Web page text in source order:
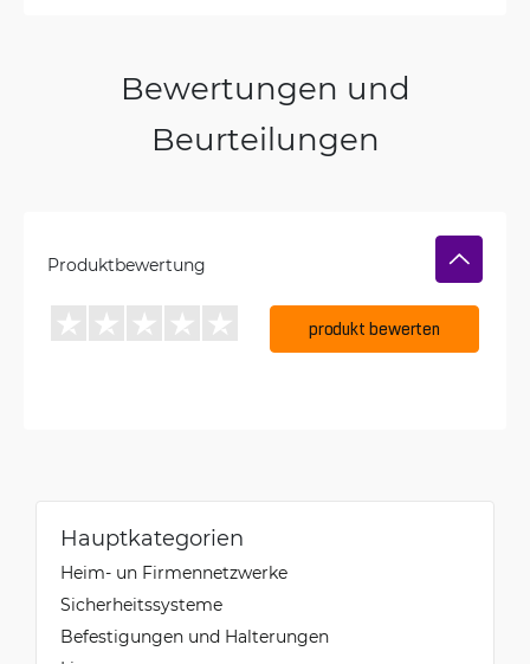
Bewertungen und
Beurteilungen
Produktbewertung
produkt bewerten
Hauptkategorien
Heim- un Firmennetzwerke
Sicherheitssysteme
Befestigungen und Halterungen